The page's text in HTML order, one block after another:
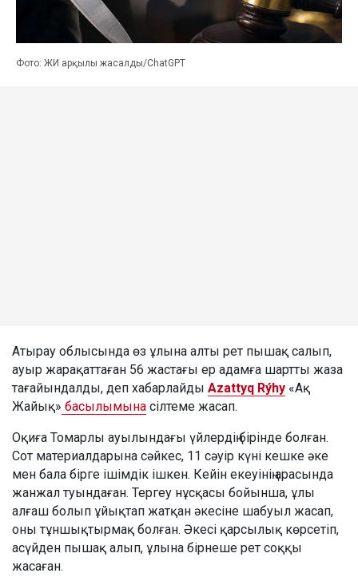
Фото: ЖИ арқылы жасалды/ChatGPT
Атырау облысында өз ұлына алты рет пышақ салып,
ауыр жарақаттаған 56 жастағы ер адамға шартты жаза
тағайындалды, деп хабарлайды Azattyq Rýhy «Ақ
Жайық» басылымына сілтеме жасап.
Оқиға Томарлы ауылындағы үйлердің бірінде болған.
Сот материалдарына сәйкес, 11 сәуір күні кешке әке
мен бала бірге ішімдік ішкен. Кейін екеуінің арасында
жанжал туындаған. Тергеу нұсқасы бойынша, ұлы
алғаш болып ұйықтап жатқан әкесіне шабуыл жасап,
оны тұншықтырмақ болған. Әкесі қарсылық көрсетіп,
асүйден пышақ алып, ұлына бірнеше рет соққы
жасаған.